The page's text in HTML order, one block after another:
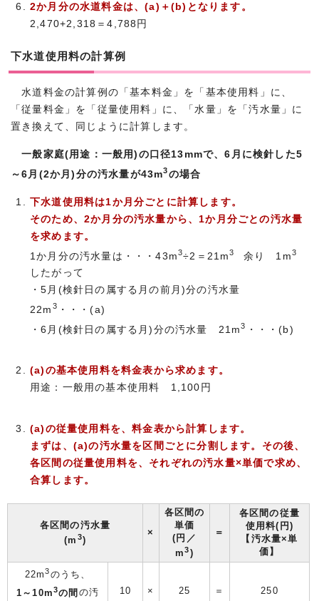
2か月分の水道料金は、(a)＋(b)となります。
2,470+2,318＝4,788円
下水道使用料の計算例
水道料金の計算例の「基本料金」を「基本使用料」に、
「従量料金」を「従量使用料」に、「水量」を「汚水量」に
置き換えて、同じように計算します。
一般家庭(用途：一般用)の口径13mmで、6月に検針した5
～6月(2か月)分の汚水量が43m3の場合
下水道使用料は1か月分ごとに計算します。
そのため、2か月分の汚水量から、1か月分ごとの汚水量
を求めます。
1か月分の汚水量は・・・43m3÷2＝21m3 余り 1m3
したがって
・5月(検針日の属する月の前月)分の汚水量
22m 3 ・・・(a)
・6月(検針日の属する月)分の汚水量 21m3 ・・・(b)
(a)の基本使用料を料金表から求めます。
用途：一般用の基本使用料 1,100円
(a)の従量使用料を、料金表から計算します。
まずは、(a)の汚水量を区間ごとに分割します。その後、
各区間の従量使用料を、それぞれの汚水量×単価で求め、
合算します。
各区間の汚水量
(m 3)
×
各区間の
単価
(円／
m3)
＝
各区間の従量
使用料(円)
【汚水量×単
価】
22m3のうち、
1～10m3の間の汚 10 × 25 ＝ 250